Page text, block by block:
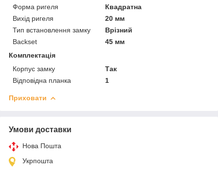
Форма ригеля
Квадратна
Вихід ригеля
20 мм
Тип встановлення замку
Врізний
Backset
45 мм
Комплектація
Корпус замку
Так
Відповідна планка
1
Приховати
Умови доставки
Нова Пошта
Укрпошта